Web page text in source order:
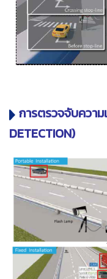
การตรวจจับความ
DETECTION)